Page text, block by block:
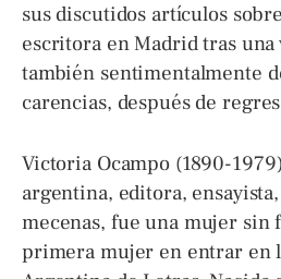
sus discutidos artículos sobre
escritora en Madrid tras una
también sentimentalmente
carencias, después de
Victoria Ocampo (1890-
argentina, editora,
mecenas, fue una mujer sin
primera mujer en entrar en